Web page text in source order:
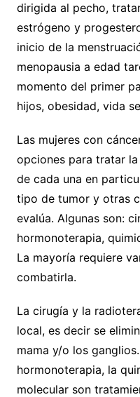
dirigida al pecho,
estrógeno y
inicio de la
menopausia a edad
momento del primer
hijos, obesidad, vida
Las mujeres con
opciones para tratar
de cada una en
tipo de tumor y otras
evalúa. Algunas son:
hormonoterapia,
La mayoría requiere
combatirla.
La cirugía y la
local, es decir se
mama y/o los
hormonoterapia, la
molecular son